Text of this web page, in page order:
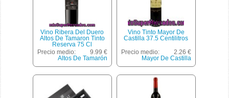
Vino Ribera Del Duero
Altos De Tamaron Tinto
Reserva 75 Cl
Precio medio:
9.99 €
Altos De Tamarón
Vino Tinto Mayor De
Castilla 37.5 Centilitros
Precio medio:
2.26 €
Mayor De Castilla